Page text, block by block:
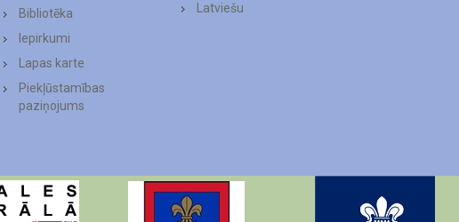
Bibliotēka
Iepirkumi
Lapas karte
Piekļūstamības
paziņojums
Latviešu